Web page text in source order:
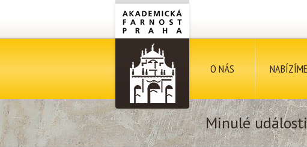
O NÁS NABÍZÍME
Minulé události